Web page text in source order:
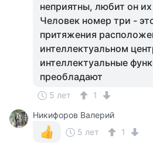
неприятны, любит он
Человек номер три -
притяжения
интеллектуальном
интеллектуальные
преобладают
5 лет
1
Никифоров Валерий
5 лет
1